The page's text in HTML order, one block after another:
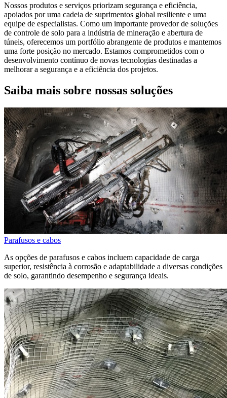
Nossos produtos e serviços priorizam segurança e eficiência,
apoiados por uma cadeia de suprimentos global resiliente e uma
equipe de especialistas. Como um importante provedor de soluções
de controle de solo para a indústria de mineração e abertura de
túneis, oferecemos um portfólio abrangente de produtos e mantemos
uma forte posição no mercado. Estamos comprometidos com o
desenvolvimento contínuo de novas tecnologias destinadas a
melhorar a segurança e a eficiência dos projetos.
Saiba mais sobre nossas soluções
Parafusos e cabos
As opções de parafusos e cabos incluem capacidade de carga
superior, resistência à corrosão e adaptabilidade a diversas condições
de solo, garantindo desempenho e segurança ideais.